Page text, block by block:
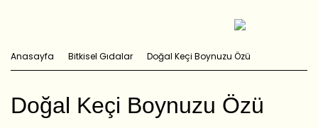
Anasayfa Bitkisel Gıdalar Doğal Keçi Boynuzu Özü
Doğal Keçi Boynuzu Özü